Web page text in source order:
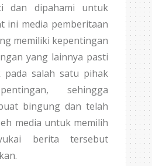
dan dipahami untuk
ini media pemberitaan
memiliki kepentingan
yang lainnya pasti
pada salah satu pihak
sehingga
bingung dan telah
media untuk memilih
berita tersebut